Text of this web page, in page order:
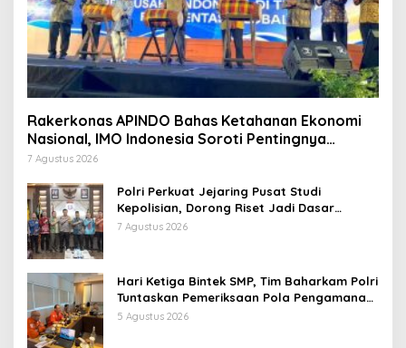
Rakerkonas APINDO Bahas Ketahanan Ekonomi
Nasional, IMO Indonesia Soroti Pentingnya
Kolaborasi Lintas Sektor
7 Agustus 2026
Polri Perkuat Jejaring Pusat Studi
Kepolisian, Dorong Riset Jadi Dasar
Kebijakan dan Inovasi
7 Agustus 2026
Hari Ketiga Bintek SMP, Tim Baharkam Polri
Tuntaskan Pemeriksaan Pola Pengamanan
Pertamina Patra Niaga Jabar
5 Agustus 2026